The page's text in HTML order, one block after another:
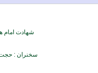
شهادت امام
سخنران : حجت